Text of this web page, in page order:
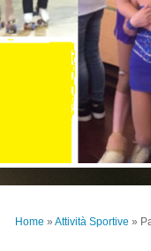
Home » Attività Sportive »